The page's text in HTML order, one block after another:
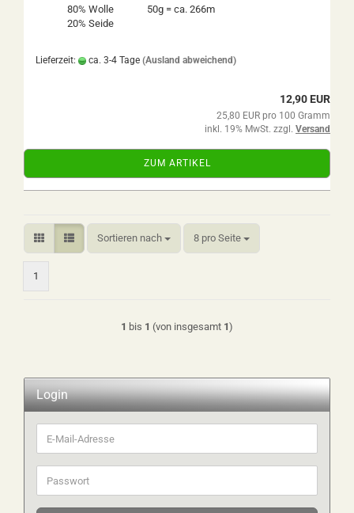
80% Wolle
50g = ca. 266m
20% Seide
Lieferzeit: ca. 3-4 Tage (Ausland abweichend)
12,90 EUR
25,80 EUR pro 100 Gramm
inkl. 19% MwSt. zzgl. Versand
ZUM ARTIKEL
Sortieren nach
Sortieren nach 8 pro Seite
pro Seite
1
1 bis 1 (von insgesamt 1)
Login
E-
Mail-
Adresse
Passwort